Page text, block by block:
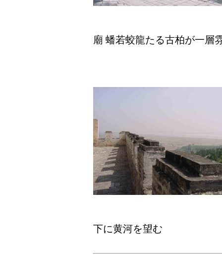
廟 蟠若蛟龍たる古柏が一層
下に黄河を望む